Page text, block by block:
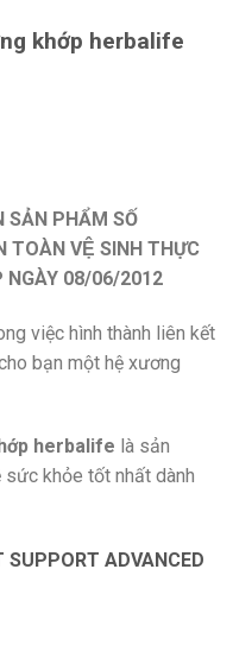
khớp herbalife
SẢN PHẨM SỐ
TOÀN VỆ SINH THỰC
NGÀY 08/06/2012
việc hình thành liên kết
bạn một hệ xương
herbalife là sản
khỏe tốt nhất dành
ADVANCED